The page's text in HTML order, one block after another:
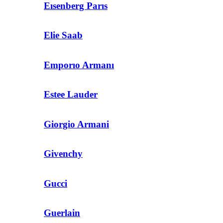
Eısenberg Parıs
Elie Saab
Emporıo Armanı
Estee Lauder
Giorgio Armani
Givenchy
Gucci
Guerlain